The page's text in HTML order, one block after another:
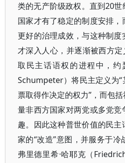
类的无产阶级政权。直到20
国家才有了稳定的制度安排
更好的治理成效，与这种制
才深入人心，并逐渐被西方定
取民主话语权的进程中，约
Schumpeter）将民主定义为
票取得作决定的权力”，而包
量非西方国家对两党或多党
趣。因此这种普世价值的民
家的“改造”意图，并服务于冷
弗里德里希·哈耶克（